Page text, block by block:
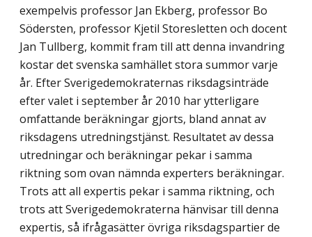
exempelvis professor Jan Ekberg, professor Bo
Södersten, professor Kjetil Storesletten och docent
Jan Tullberg, kommit fram till att denna invandring
kostar det svenska samhället stora summor varje
år. Efter Sverigedemokraternas riksdagsinträde
efter valet i september år 2010 har ytterligare
omfattande beräkningar gjorts, bland annat av
riksdagens utredningstjänst. Resultatet av dessa
utredningar och beräkningar pekar i samma
riktning som ovan nämnda experters beräkningar.
Trots att all expertis pekar i samma riktning, och
trots att Sverigedemokraterna hänvisar till denna
expertis, så ifrågasätter övriga riksdagspartier de